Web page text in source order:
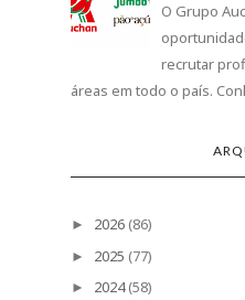
O Grupo
recrutar
áreas em todo o país.
► 2026 (86)
► 2025 (77)
► 2024 (58)